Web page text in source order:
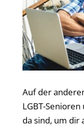
Auf der
LGBT-
da sind, um dir